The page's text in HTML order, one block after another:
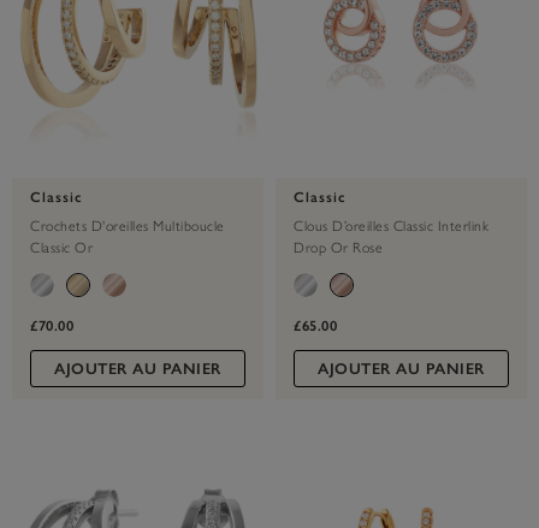
Classic
Crochets D'oreilles Multiboucle
Classic Or
£70.00
AJOUTER AU PANIER
Classic
Clous D’oreilles Classic Interlink
Drop Or Rose
£65.00
AJOUTER AU PANIER